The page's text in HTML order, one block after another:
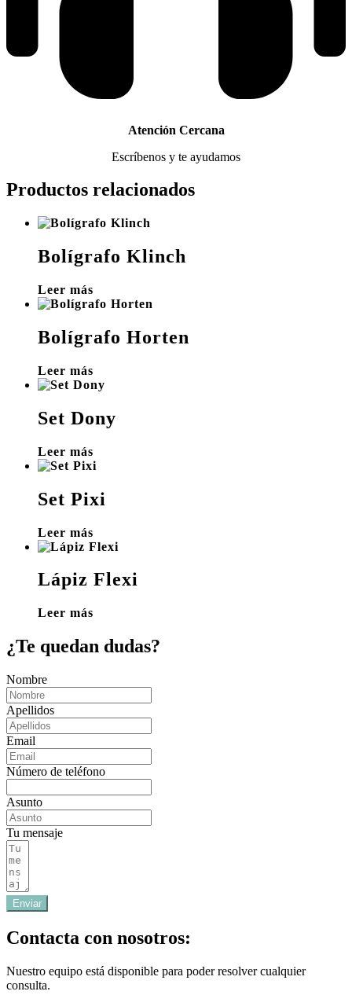
Atención Cercana
Escríbenos y te ayudamos
Productos relacionados
Bolígrafo Klinch
Leer más
Bolígrafo Horten
Leer más
Set Dony
Leer más
Set Pixi
Leer más
Lápiz Flexi
Leer más
¿Te quedan dudas?
Nombre
Apellidos
Email
Número de teléfono
Asunto
Tu mensaje
Enviar
Contacta con nosotros:
Nuestro equipo está disponible para poder resolver cualquier
consulta.